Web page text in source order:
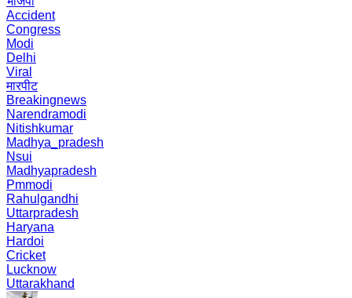
Accident
Congress
Modi
Delhi
Viral
मारपीट
Breakingnews
Narendramodi
Nitishkumar
Madhya_pradesh
Nsui
Madhyapradesh
Pmmodi
Rahulgandhi
Uttarpradesh
Haryana
Hardoi
Cricket
Lucknow
Uttarakhand